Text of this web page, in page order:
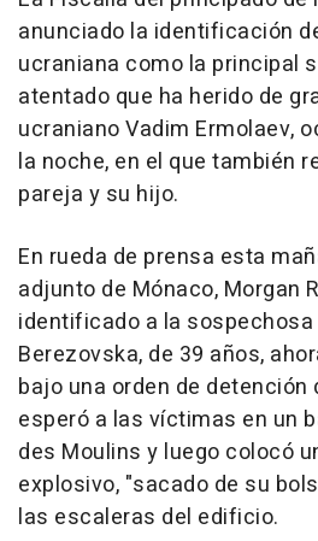
anunciado la identificación
ucraniana como la principal
atentado que ha herido de
ucraniano Vadim Ermolaev,
la noche, en el que también
pareja y su hijo.
En rueda de prensa esta
adjunto de Mónaco, Morgan
identificado a la
Berezovska, de 39 años,
bajo una orden de detención
esperó a las víctimas en un
des Moulins y luego colocó
explosivo, "sacado de su
las escaleras del edificio.